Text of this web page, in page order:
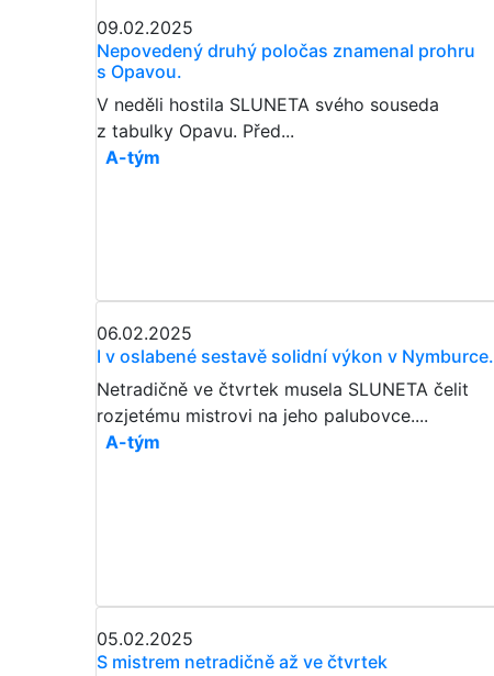
09.02.2025
Nepovedený druhý poločas znamenal prohru
s Opavou.
V neděli hostila SLUNETA svého souseda
z tabulky Opavu. Před...
A-tým
06.02.2025
I v oslabené sestavě solidní výkon v Nymburce.
Netradičně ve čtvrtek musela SLUNETA čelit
rozjetému mistrovi na jeho palubovce....
A-tým
05.02.2025
S mistrem netradičně až ve čtvrtek